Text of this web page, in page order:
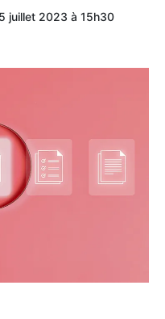
juillet 2023 à 15h30